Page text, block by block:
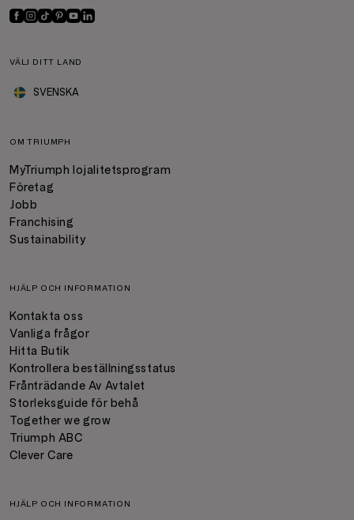
VÄLJ DITT LAND
SVENSKA
OM TRIUMPH
MyTriumph lojalitetsprogram
Företag
Jobb
Franchising
Sustainability
HJÄLP OCH INFORMATION
Kontakta oss
Vanliga frågor
Hitta Butik
Kontrollera beställningsstatus
Frånträdande Av Avtalet
Storleksguide för behå
Together we grow
Triumph ABC
Clever Care
HJÄLP OCH INFORMATION